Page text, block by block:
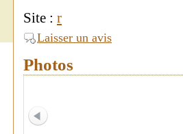
Site : r
Laisser un avis
Photos